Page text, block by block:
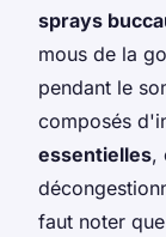
sprays
mous de la
pendant le
composés
essentielles,
faut noter